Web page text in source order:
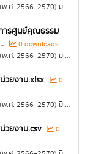
แผนปฏิบัติการศูนย์คุณธรรม ระยะ 5 ปี (พ.ศ. 2566–2570) มีเป้าหมายกำหนดทิศทางการพัฒนาที่ชัดเจนในการดำเนินงานของศูนย์คุณธรรม มุ่งประสานพลังและทรัพยากรจากทุกภาคส่วน...
ารศูนย์คุณธรรม
0 downloads
แผนปฏิบัติการศูนย์คุณธรรม ระยะ 5 ปี (พ.ศ. 2566–2570) มีเป้าหมายกำหนดทิศทางการพัฒนาที่ชัดเจนในการดำเนินงานของศูนย์คุณธรรม มุ่งประสานพลังและทรัพยากรจากทุกภาคส่วน...
ยงาน.xlsx
0
แผนปฏิบัติการศูนย์คุณธรรม ระยะ 5 ปี (พ.ศ. 2566–2570) มีเป้าหมายกำหนดทิศทางการพัฒนาที่ชัดเจนในการดำเนินงานของศูนย์คุณธรรม มุ่งประสานพลังและทรัพยากรจากทุกภาคส่วน...
ยงาน.csv
0